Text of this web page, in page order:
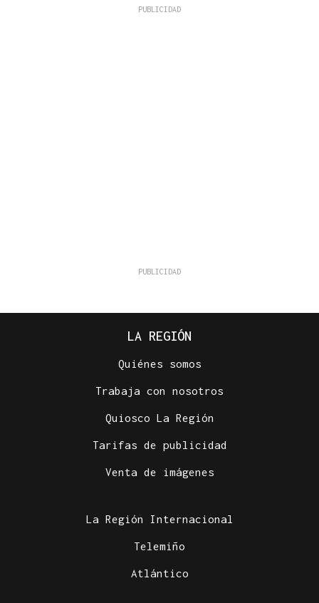
LA REGIÓN
Quiénes somos
Trabaja con nosotros
Quiosco La Región
Tarifas de publicidad
Venta de imágenes
La Región Internacional
Telemiño
Atlántico